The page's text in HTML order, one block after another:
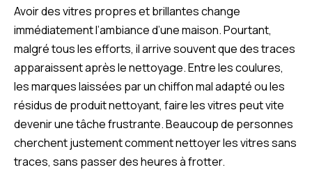
Avoir des vitres propres et brillantes change
immédiatement l’ambiance d’une maison. Pourtant,
malgré tous les efforts, il arrive souvent que des traces
apparaissent après le nettoyage. Entre les coulures,
les marques laissées par un chiffon mal adapté ou les
résidus de produit nettoyant, faire les vitres peut vite
devenir une tâche frustrante. Beaucoup de personnes
cherchent justement comment nettoyer les vitres sans
traces, sans passer des heures à frotter.